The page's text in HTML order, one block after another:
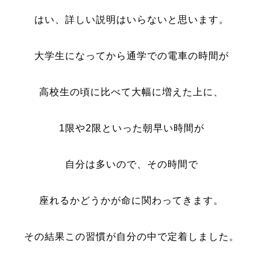
はい、詳しい説明はいらないと思います。
大学生になってから通学での電車の時間が
高校生の頃に比べて大幅に増えた上に、
1限や2限といった朝早い時間が
自分は多いので、その時間で
座れるかどうかが命に関わってきます。
その結果この習慣が自分の中で定着しました。